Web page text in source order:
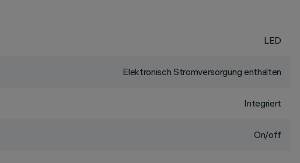
LED
Elektronisch Stromversorgung enthalten
Integriert
On/off